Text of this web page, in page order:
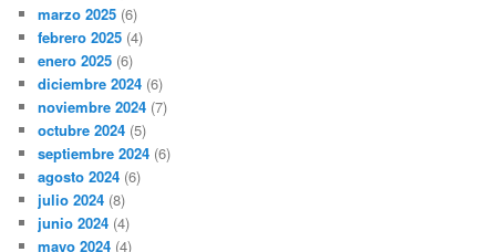
marzo 2025 (6)
febrero 2025 (4)
enero 2025 (6)
diciembre 2024 (6)
noviembre 2024 (7)
octubre 2024 (5)
septiembre 2024 (6)
agosto 2024 (6)
julio 2024 (8)
junio 2024 (4)
mayo 2024 (4)